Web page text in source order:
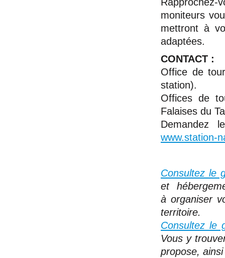
moniteurs
mettront à
adaptées.
CONTACT :
Office de
station).
Offices de
Falaises du
Demandez
www.station-
Consultez le
et
à organiser
territoire.
Consultez le
Vous y
propose,